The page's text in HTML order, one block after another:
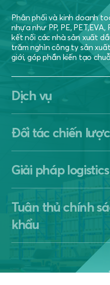
Phân phối và kinh doanh
nhựa như PP, PE, PET,EVA,
kết nối các nhà sản xuất
trăm nghìn công ty sản
giới, góp phần kiến tạo
Dịch vụ
Đối tác chiến lược
Giải pháp
Tuân thủ chính
khẩu